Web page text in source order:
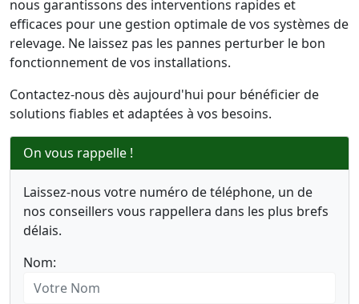
nous garantissons des interventions rapides et
efficaces pour une gestion optimale de vos systèmes de
relevage. Ne laissez pas les pannes perturber le bon
fonctionnement de vos installations.
Contactez-nous dès aujourd'hui pour bénéficier de
solutions fiables et adaptées à vos besoins.
On vous rappelle !
Laissez-nous votre numéro de téléphone, un de
nos conseillers vous rappellera dans les plus brefs
délais.
Nom: